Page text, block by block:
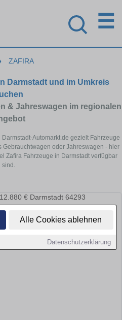
Alle Cookies ablehnen
Datenschutzerklärung
☰
ZAFIRA
Darmstadt und im Umkreis
& Jahreswagen im regionalen
Automarkt.de gezielt Fahrzeuge
oder Jahreswagen - hier
Zafira Fahrzeuge in Darmstadt verfügbar
sind.